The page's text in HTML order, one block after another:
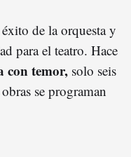
de la orquesta y
para el teatro. Hace
con temor, solo seis
se programan